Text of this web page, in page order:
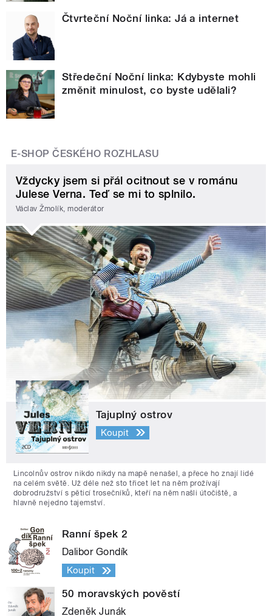
Čtvrteční Noční linka: Já a internet
Středeční Noční linka: Kdybyste mohli
změnit minulost, co byste udělali?
E-SHOP ČESKÉHO ROZHLASU
Vždycky jsem si přál ocitnout se v románu
Julese Verna. Teď se mi to splnilo.
Václav Žmolík, moderátor
Tajuplný ostrov
Koupit
Lincolnův ostrov nikdo nikdy na mapě nenašel, a přece ho znají lidé
na celém světě. Už déle než sto třicet let na něm prožívají
dobrodružství s pěticí trosečníků, kteří na něm našli útočiště, a
hlavně nejedno tajemství.
Ranní špek 2
Dalibor Gondík
Koupit
50 moravských pověstí
Zdeněk Junák